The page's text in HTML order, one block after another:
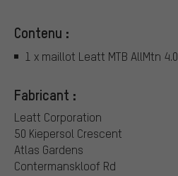
Contenu :
1 x maillot Leatt MTB AllMtn 4.0
Fabricant :
Leatt Corporation
50 Kiepersol Crescent
Atlas Gardens
Contermanskloof Rd